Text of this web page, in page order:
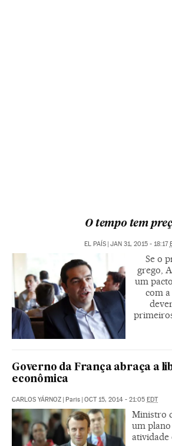
O tempo tem
EL PAÍS | JAN 31, 2015 - 18:17
Se o
grego,
um
com
Governo da França abraça a
econômica
CARLOS YÁRNOZ | Paris | OCT 15, 2014 - 21:05 EDT
Ministro
um
atividade